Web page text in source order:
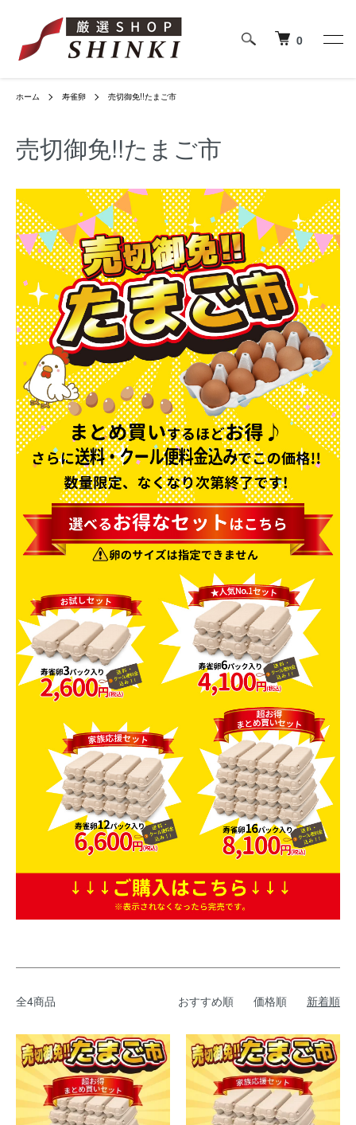
0
ホーム 寿雀卵 売切御免!!たまご市
売切御免!!たまご市
全4商品 おすすめ順 価格順 新着順